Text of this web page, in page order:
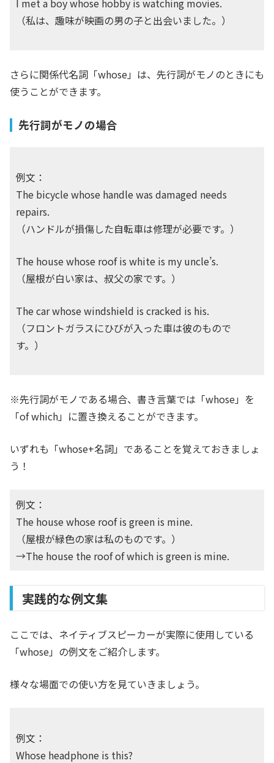
I met a boy whose hobby is watching movies.
（私は、趣味が映画の男の子と出会いました。）
さらに関係代名詞「whose」は、先行詞がモノのときにも
使うことができます。
先行詞がモノの場合
例文：
The bicycle whose handle was damaged needs
repairs.
（ハンドルが損傷した自転車は修理が必要です。）
The house whose roof is white is my uncle’s.
（屋根が白い家は、叔父の家です。）
The car whose windshield is cracked is his.
（フロントガラスにひびが入った車は彼のもので
す。）
※先行詞がモノである場合、書き言葉では「whose」を
「of which」に置き換えることができます。
いずれも「whose+名詞」であることを覚えておきましょ
う！
例文：
The house whose roof is green is mine.
（屋根が緑色の家は私のものです。）
→The house the roof of which is green is mine.
実践的な例文集
ここでは、ネイティブスピーカーが実際に使用している
「whose」の例文をご紹介します。
様々な場面での使い方を見ていきましょう。
例文：
Whose headphone is this?